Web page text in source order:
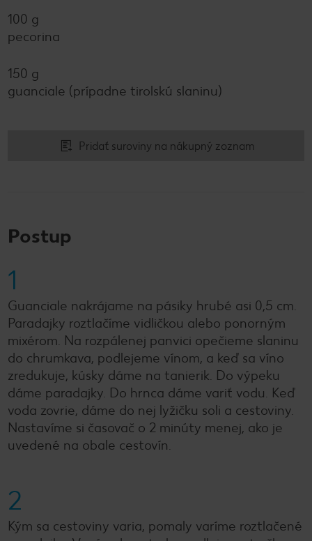
100 g
pecorina
150 g
guanciale (prípadne tirolskú slaninu)
Pridať suroviny na nákupný zoznam
Postup
1
Guanciale nakrájame na pásiky hrubé asi 0,5 cm.
Paradajky roztlačíme vidličkou alebo ponorným
mixérom. Na rozpálenej panvici opečieme slaninu
do chrumkava, podlejeme vínom, a keď sa víno
zredukuje, kúsky dáme na tanierik. Do výpeku
dáme paradajky. Do hrnca dáme variť vodu. Keď
voda zovrie, dáme do nej lyžičku soli a cestoviny.
Nastavíme si časovač o 2 minúty menej, ako je
uvedené na obale cestovín.
2
Kým sa cestoviny varia, pomaly varíme roztlačené